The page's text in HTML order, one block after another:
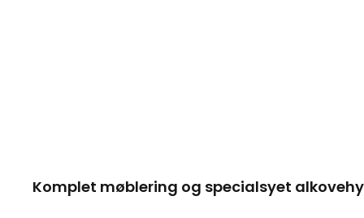
Komplet møblering og specialsyet